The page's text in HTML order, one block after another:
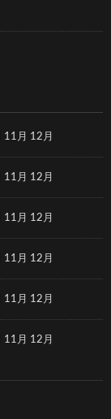
11月 12月
11月 12月
11月 12月
11月 12月
11月 12月
11月 12月